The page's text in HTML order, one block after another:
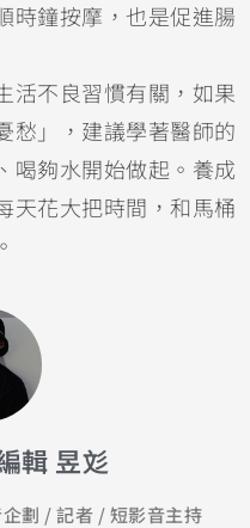
時鐘按摩，也是促進腸
活不良習慣有關，如果
愁」，建議學著醫師的
喝夠水開始做起。養成
天花大把時間，和馬桶
輯 昱彣
劃 / 記者 / 短影音主持